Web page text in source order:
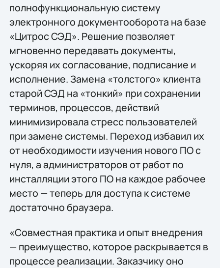
полнофункциональную систему
электронного документооборота на базе
«Цитрос СЭД». Решение позволяет
мгновенно передавать документы,
ускоряя их согласование, подписание и
исполнение. Замена «толстого» клиента
старой СЭД на «тонкий» при сохранении
терминов, процессов, действий
минимизировала стресс пользователей
при замене системы. Переход избавил их
от необходимости изучения нового ПО с
нуля, а администраторов от работ по
инсталляции этого ПО на каждое рабочее
место — теперь для доступа к системе
достаточно браузера.
«Совместная практика и опыт внедрения
— преимущество, которое раскрывается в
процессе реализации. Заказчику оно